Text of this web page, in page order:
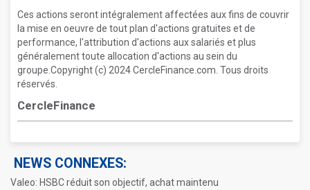
Ces actions seront intégralement affectées aux fins de couvrir
la mise en oeuvre de tout plan d'actions gratuites et de
performance, l'attribution d'actions aux salariés et plus
généralement toute allocation d'actions au sein du
groupe.Copyright (c) 2024 CercleFinance.com. Tous droits
réservés.
CercleFinance
NEWS CONNEXES:
Valeo: HSBC réduit son objectif, achat maintenu